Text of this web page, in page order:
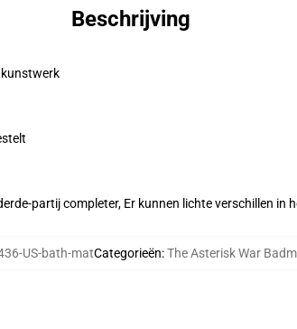
Beschrijving
partij completer, Er kunnen lichte verschillen in
US-bath-matCategorieën:The Asterisk War